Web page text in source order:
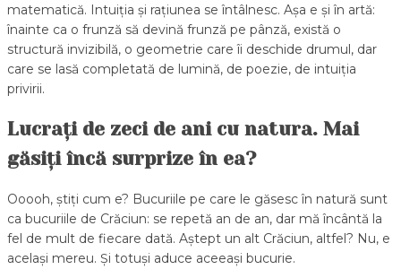
matematică. Intuiția și rațiunea se întâlnesc. Așa e și în artă:
înainte ca o frunză să devină frunză pe pânză, există o
structură invizibilă, o geometrie care îi deschide drumul, dar
care se lasă completată de lumină, de poezie, de intuiția
privirii.
Lucrați de zeci de ani cu natura. Mai
găsiți încă surprize în ea?
Ooooh, știți cum e? Bucuriile pe care le găsesc în natură sunt
ca bucuriile de Crăciun: se repetă an de an, dar mă încântă la
fel de mult de fiecare dată. Aștept un alt Crăciun, altfel? Nu, e
același mereu. Și totuși aduce aceeași bucurie.